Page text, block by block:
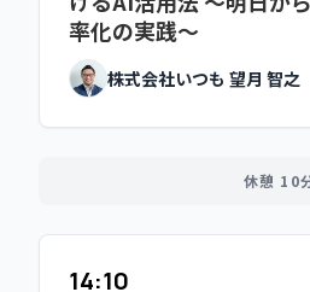
14:10
セッション2
トップセラー支援/クリ
ハウと、TIkTok Shopト
詳細事例
率化の実践～
株式会社いつも 望月 智之
休憩 10
14:10